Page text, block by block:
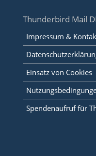
Thunderbird Mail
Impressum &
Einsatz von Cookies
Spendenaufruf für